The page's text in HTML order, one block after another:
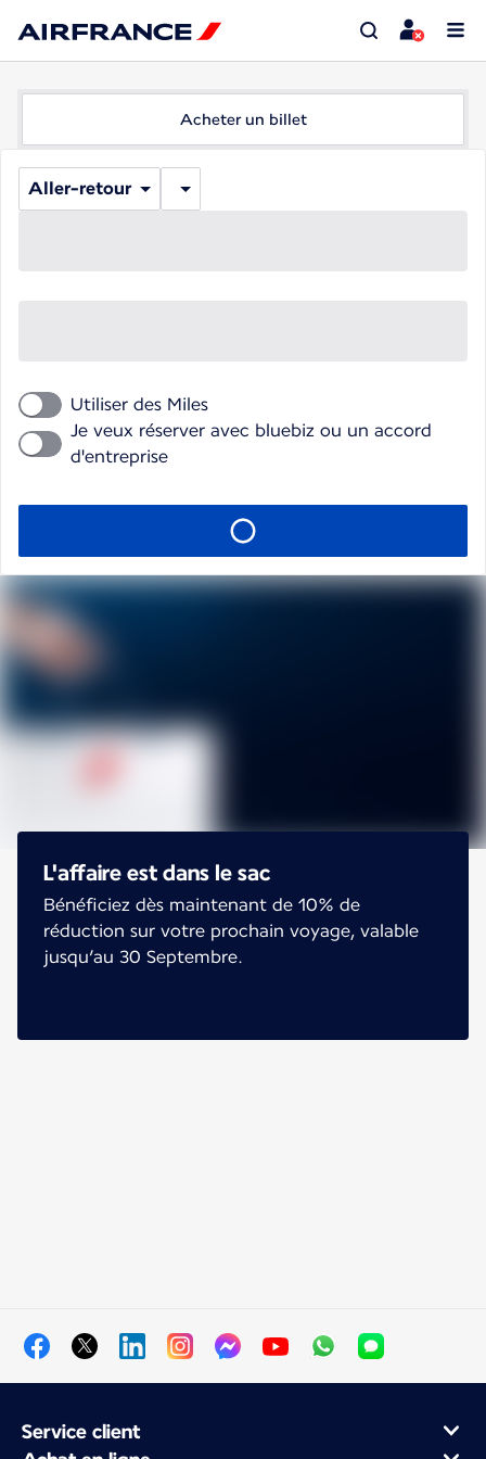
Acheter un billet
Aller-retour
Utiliser des Miles
Je veux réserver avec bluebiz ou un accord
d'entreprise
L'affaire est dans le sac
Bénéficiez dès maintenant de 10% de
réduction sur votre prochain voyage, valable
jusqu’au 30 Septembre.
Service client